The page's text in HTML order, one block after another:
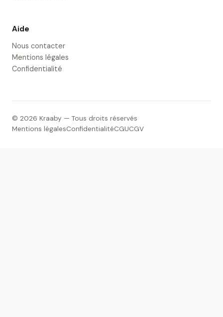
Aide
Nous contacter
Mentions légales
Confidentialité
© 2026 Kraaby — Tous droits réservés
Mentions légalesConfidentialitéCGUCGV